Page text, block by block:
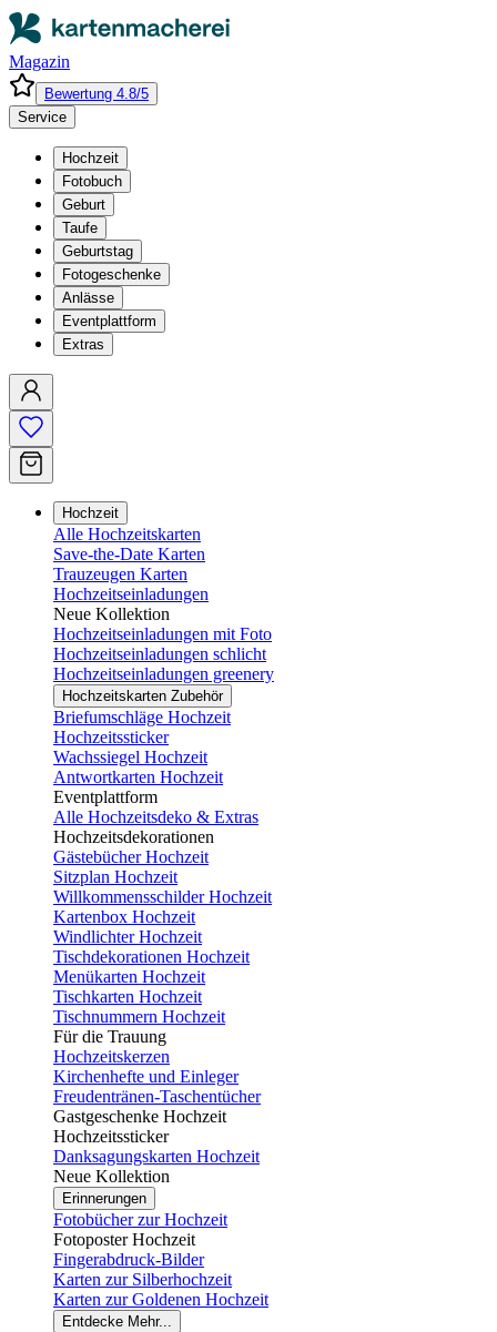
Magazin
Bewertung 4.8/5
Service
Hochzeit
Fotobuch
Geburt
Taufe
Geburtstag
Fotogeschenke
Anlässe
Eventplattform
Extras
Hochzeit
Alle Hochzeitskarten
Save-the-Date Karten
Trauzeugen Karten
Hochzeitseinladungen
Neue Kollektion
Hochzeitseinladungen mit Foto
Hochzeitseinladungen schlicht
Hochzeitseinladungen greenery
Hochzeitskarten Zubehör
Briefumschläge Hochzeit
Hochzeitssticker
Wachssiegel Hochzeit
Antwortkarten Hochzeit
Eventplattform
Alle Hochzeitsdeko & Extras
Hochzeitsdekorationen
Gästebücher Hochzeit
Sitzplan Hochzeit
Willkommensschilder Hochzeit
Kartenbox Hochzeit
Windlichter Hochzeit
Tischdekorationen Hochzeit
Menükarten Hochzeit
Tischkarten Hochzeit
Tischnummern Hochzeit
Für die Trauung
Hochzeitskerzen
Kirchenhefte und Einleger
Freudentränen-Taschentücher
Gastgeschenke Hochzeit
Hochzeitssticker
Danksagungskarten Hochzeit
Neue Kollektion
Erinnerungen
Fotobücher zur Hochzeit
Fotoposter Hochzeit
Fingerabdruck-Bilder
Karten zur Silberhochzeit
Karten zur Goldenen Hochzeit
Entdecke Mehr...